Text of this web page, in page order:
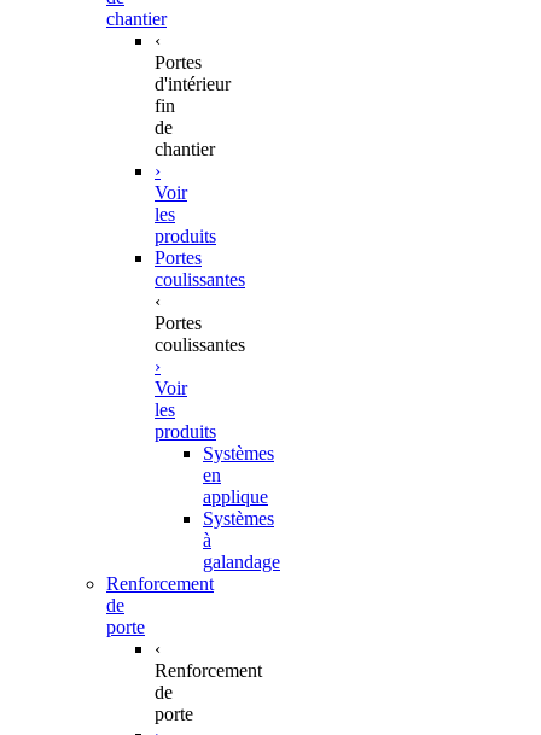
chantier
‹
Portes
d'intérieur
fin
de
chantier
›
Voir
les
produits
Portes
coulissantes
‹
Portes
coulissantes
›
Voir
les
produits
Systèmes
en
applique
Systèmes
à
galandage
Renforcement
de
porte
‹
Renforcement
de
porte